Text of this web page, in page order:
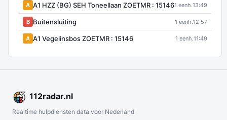
A A1 HZZ (BG) SEH Toneellaan ZOETMR : 151461 eenh.13:49
B Buitensluiting 1 eenh.12:57
A A1 Vegelinsbos ZOETMR : 15146 1 eenh.11:49
112radar.nl
Realtime hulpdiensten data voor Nederland